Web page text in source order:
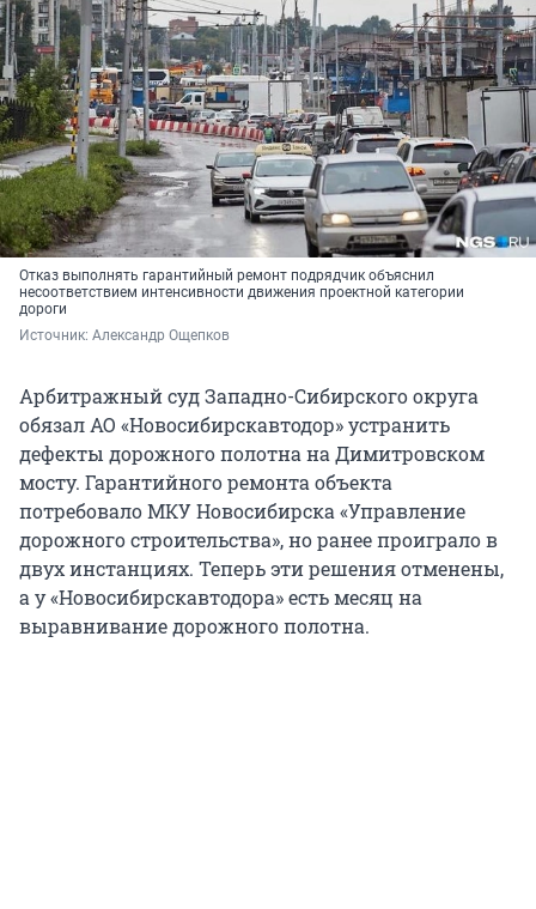
Отказ выполнять гарантийный ремонт подрядчик объяснил
несоответствием интенсивности движения проектной категории
дороги
Источник: Александр Ощепков
Арбитражный суд Западно-Сибирского округа
обязал АО «Новосибирскавтодор» устранить
дефекты дорожного полотна на Димитровском
мосту. Гарантийного ремонта объекта
потребовало МКУ Новосибирска «Управление
дорожного строительства», но ранее проиграло в
двух инстанциях. Теперь эти решения отменены,
а у «Новосибирскавтодора» есть месяц на
выравнивание дорожного полотна.